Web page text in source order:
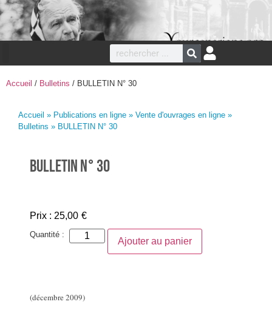
Accueil / Bulletins / BULLETIN N° 30
Accueil » Publications en ligne » Vente d'ouvrages en ligne »
Bulletins » BULLETIN N° 30
BULLETIN N° 30
Prix : 25,00 €
Quantité :
Ajouter au panier
(décembre 2009)